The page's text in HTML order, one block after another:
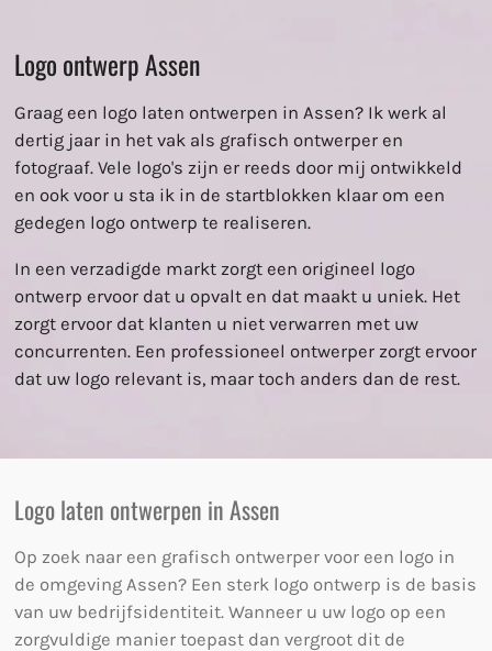
Logo ontwerp Assen
Graag een logo laten ontwerpen in Assen? Ik werk al
dertig jaar in het vak als grafisch ontwerper en
fotograaf. Vele logo's zijn er reeds door mij ontwikkeld
en ook voor u sta ik in de startblokken klaar om een
gedegen logo ontwerp te realiseren.
In een verzadigde markt zorgt een origineel logo
ontwerp ervoor dat u opvalt en dat maakt u uniek. Het
zorgt ervoor dat klanten u niet verwarren met uw
concurrenten. Een professioneel ontwerper zorgt ervoor
dat uw logo relevant is, maar toch anders dan de rest.
Logo laten ontwerpen in Assen
Op zoek naar een grafisch ontwerper voor een logo in
de omgeving Assen? Een sterk logo ontwerp is de basis
van uw bedrijfsidentiteit. Wanneer u uw logo op een
zorgvuldige manier toepast dan vergroot dit de